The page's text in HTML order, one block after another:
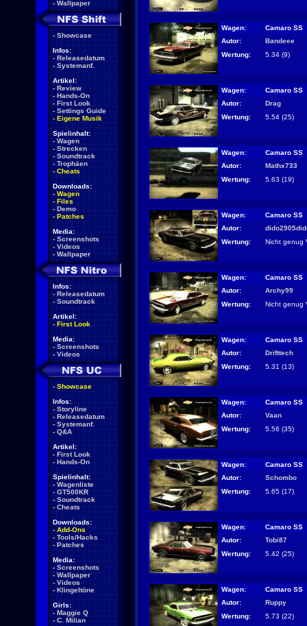
- Wallpaper
- Showcase
Infos:
- Releasedatum
- Systemanf.
Artikel:
- Review
- Hands-On
- First Look
- Settings Guide
- Eigene Musik
Spielinhalt:
- Wagen
- Strecken
- Soundtrack
- Trophäen
- Cheats
Downloads:
- Wagen
- Files
- Demo
- Patches
Media:
- Screenshots
- Videos
- Wallpaper
Infos:
- Releasedatum
- Soundtrack
Artikel:
- First Look
Media:
- Screenshots
- Videos
- Showcase
Infos:
- Storyline
- Releasedatum
- Systemanf.
- Q&A
Artikel:
- First Look
- Hands-On
Spielinhalt:
- Wagenliste
- GT500KR
- Soundtrack
- Cheats
Downloads:
- Add-Ons
- Tools/Hacks
- Patches
Media:
- Screenshots
- Wallpaper
- Videos
- Klingeltöne
Girls:
- Maggie Q
- C. Milian
Wagen:
Camaro SS
Autor:
Bandeee
Wertung:
5.34 (9)
Wagen:
Camaro SS
Autor:
Drag
Wertung:
5.54 (25)
Wagen:
Camaro SS
Autor:
Mathx733
Wertung:
5.63 (19)
Wagen:
Camaro SS
Autor:
Wertung:
Nicht genug
Wagen:
Camaro SS
Autor:
Archy99
Wertung:
Nicht genug
Wagen:
Camaro SS
Autor:
Drifttech
Wertung:
5.31 (13)
Wagen:
Camaro SS
Autor:
Vaan
Wertung:
5.56 (35)
Wagen:
Camaro SS
Autor:
Schombo
Wertung:
5.65 (17)
Wagen:
Camaro SS
Autor:
Tobi87
Wertung:
5.42 (25)
Wagen:
Camaro SS
Autor:
Ruppy
Wertung:
5.73 (22)